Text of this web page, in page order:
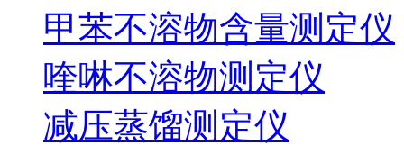
甲苯不溶物含量测定仪
喹啉不溶物测定仪
减压蒸馏测定仪